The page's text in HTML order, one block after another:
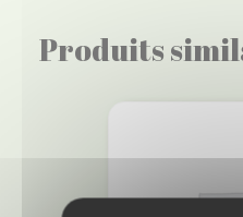
Produits